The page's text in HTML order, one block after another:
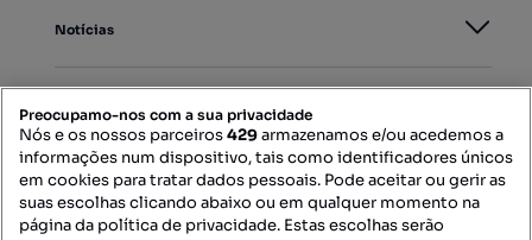
Notícias
Mapa do Site
Preocupamo-nos com a sua privacidade
Nós e os nossos parceiros429armazenamos e/ou acedemos a
informações num dispositivo, tais como identificadores únicos
em cookies para tratar dados pessoais. Pode aceitar ou gerir as
suas escolhas clicando abaixo ou em qualquer momento na
página da política de privacidade. Estas escolhas serão